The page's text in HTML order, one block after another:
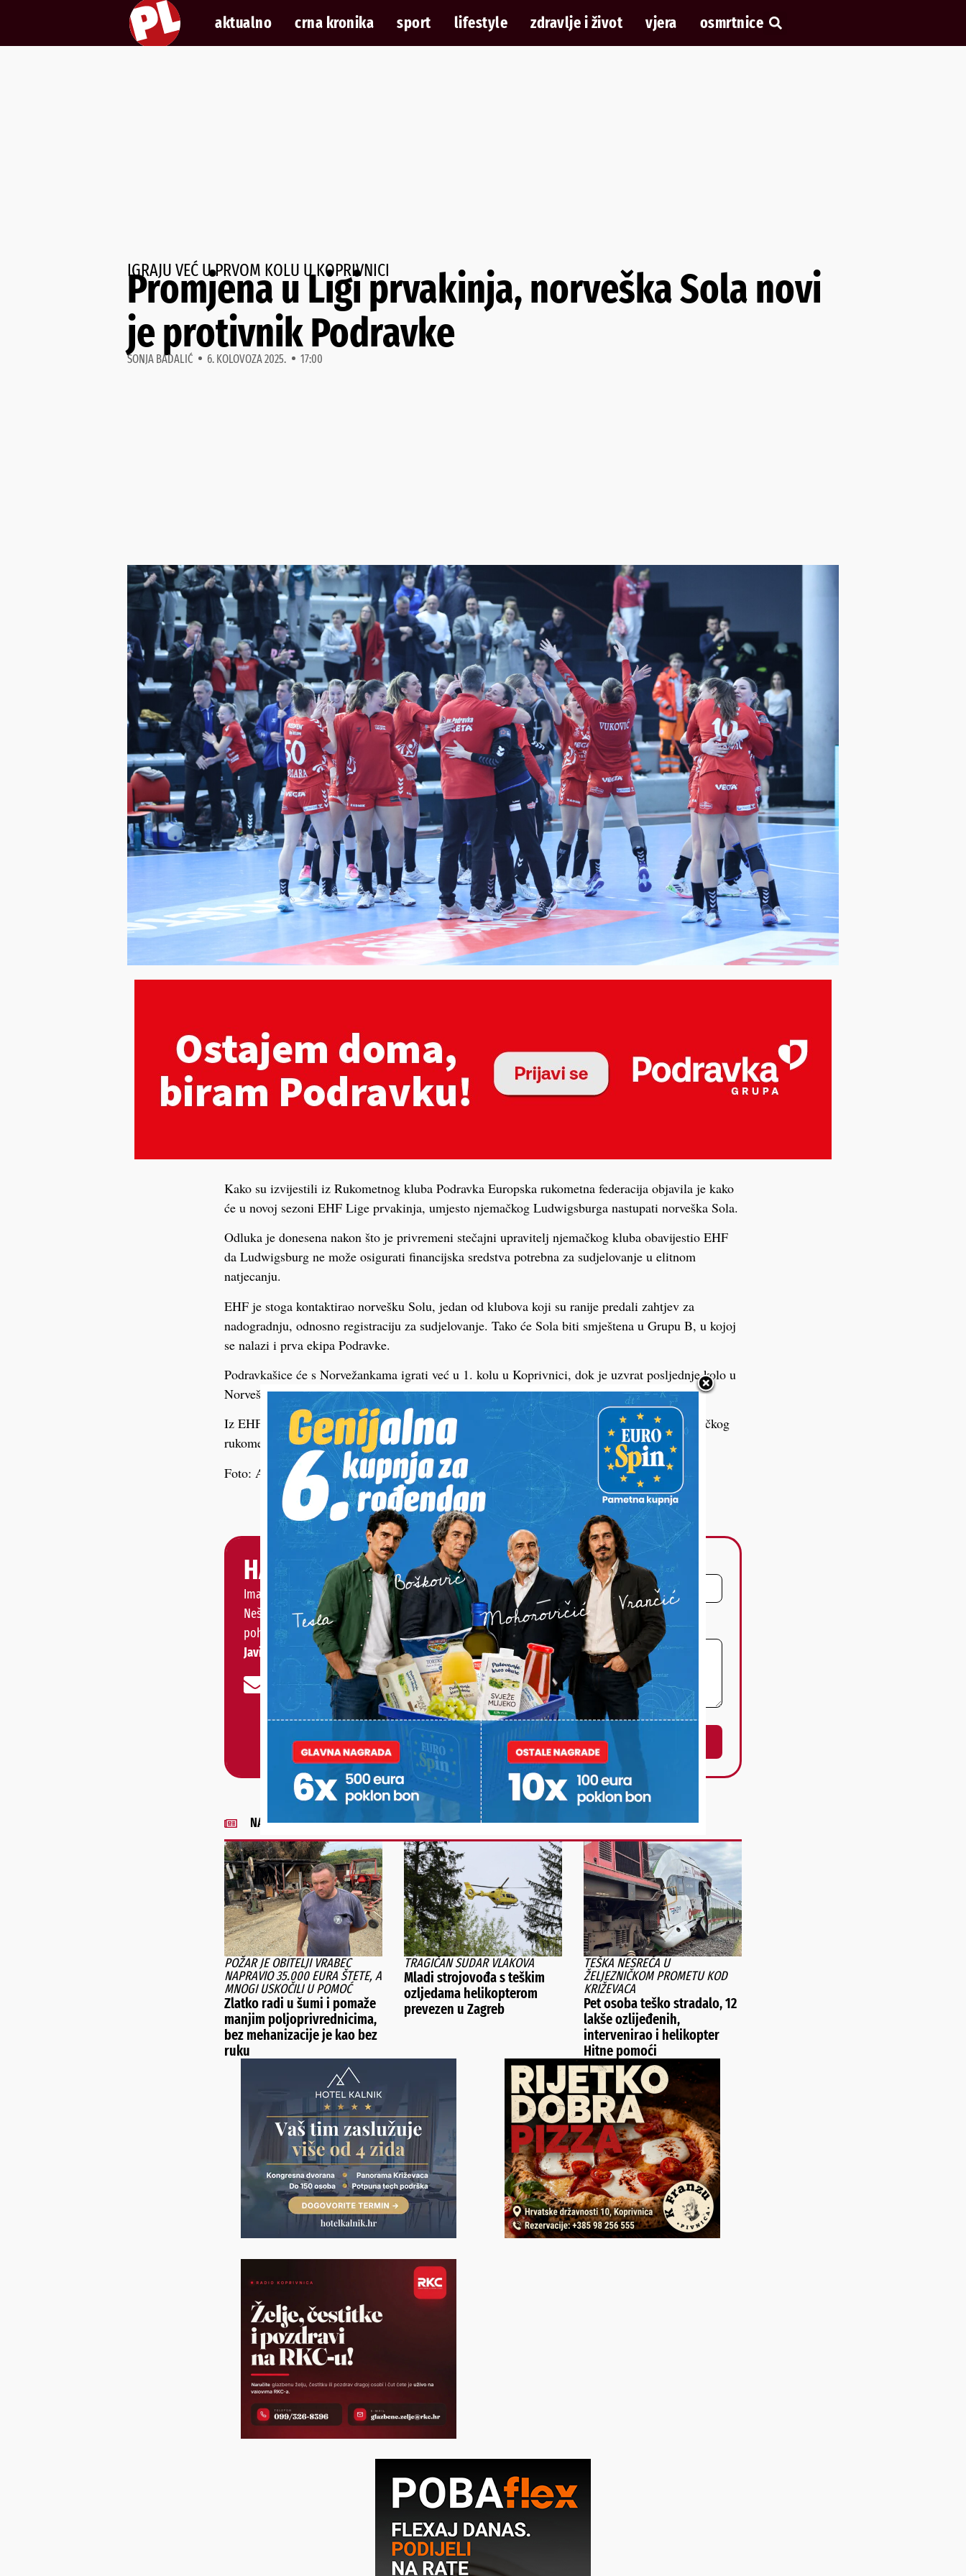
aktualno crna kronika sport lifestyle zdravlje i život vjera osmrtnice
IGRAJU VEĆ U PRVOM KOLU U KOPRIVNICI
Promjena u Ligi prvakinja, norveška Sola novi
je protivnik Podravke
SONJA BADALIĆ 6. KOLOVOZA 2025. 17:00
Kako su izvijestili iz Rukometnog kluba Podravka Europska rukometna federacija objavila je kako
će u novoj sezoni EHF Lige prvakinja, umjesto njemačkog Ludwigsburga nastupati norveška Sola.
Odluka je donesena nakon što je privremeni stečajni upravitelj njemačkog kluba obavijestio EHF
da Ludwigsburg ne može osigurati financijska sredstva potrebna za sudjelovanje u elitnom
natjecanju.
EHF je stoga kontaktirao norvešku Solu, jedan od klubova koji su ranije predali zahtjev za
nadogradnju, odnosno registraciju za sudjelovanje. Tako će Sola biti smještena u Grupu B, u kojoj
se nalazi i prva ekipa Podravke.
Podravkašice će s Norvežankama igrati već u 1. kolu u Koprivnici, dok je uzvrat posljednje kolo u
Norveškoj.
Iz EHF-a su dodatno najavili da će pokrenuti pravne postupke protiv Ludwigsburga i Njemačkog
rukometnog saveza, zbog kršenja uvjeta registracije.
Foto: Arhiva
HALO, PODRAVSKI!
Imate priču, vijest, fotku ili video?
Nešto vas muči ili želite nešto/nekoga
pohvaliti?
Javite nam se!
Vaš email
Poruka
POŠALJI
Alternative:
NAJNOVIJE VIJESTI
POŽAR JE OBITELJI VRABEC
NAPRAVIO 35.000 EURA ŠTETE, A
MNOGI USKOČILI U POMOĆ
Zlatko radi u šumi i pomaže
manjim poljoprivrednicima,
bez mehanizacije je kao bez
ruku
TRAGIČAN SUDAR VLAKOVA
Mladi strojovođa s teškim
ozljedama helikopterom
prevezen u Zagreb
TEŠKA NESREĆA U
ŽELJEZNIČKOM PROMETU KOD
KRIŽEVACA
Pet osoba teško stradalo, 12
lakše ozlijeđenih,
intervenirao i helikopter
Hitne pomoći